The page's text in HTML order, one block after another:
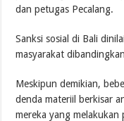
dan petugas Pecalang.
Sanksi sosial di Bali
masyarakat
Meskipun demikian,
denda materiil berkisar
mereka yang